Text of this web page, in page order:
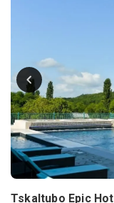
Tskaltubo Epic